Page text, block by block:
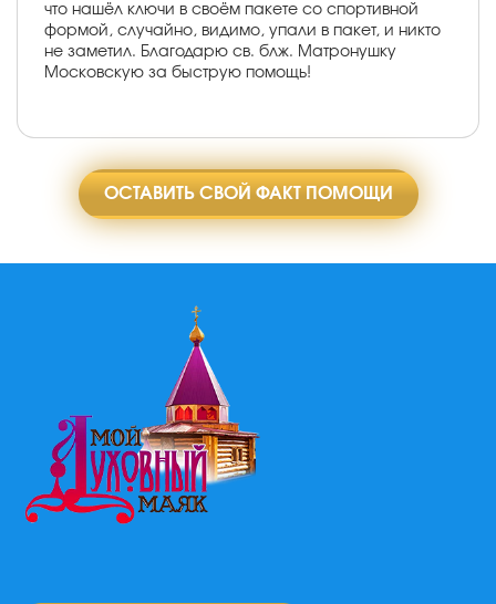
что нашёл ключи в своём пакете со спортивной
формой, случайно, видимо, упали в пакет, и никто
не заметил. Благодарю св. блж. Матронушку
Московскую за быструю помощь!
ОСТАВИТЬ СВОЙ ФАКТ ПОМОЩИ